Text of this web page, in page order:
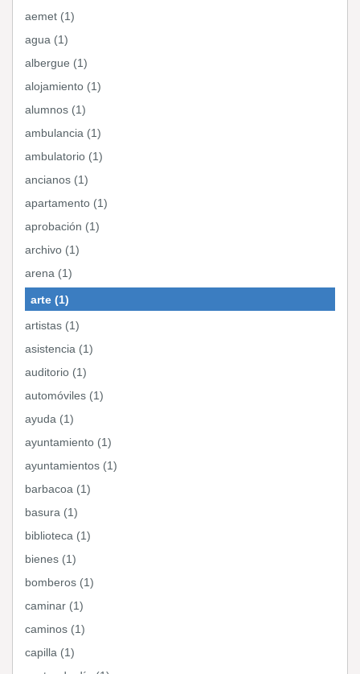
aemet (1)
agua (1)
albergue (1)
alojamiento (1)
alumnos (1)
ambulancia (1)
ambulatorio (1)
ancianos (1)
apartamento (1)
aprobación (1)
archivo (1)
arena (1)
arte (1)
artistas (1)
asistencia (1)
auditorio (1)
automóviles (1)
ayuda (1)
ayuntamiento (1)
ayuntamientos (1)
barbacoa (1)
basura (1)
biblioteca (1)
bienes (1)
bomberos (1)
caminar (1)
caminos (1)
capilla (1)